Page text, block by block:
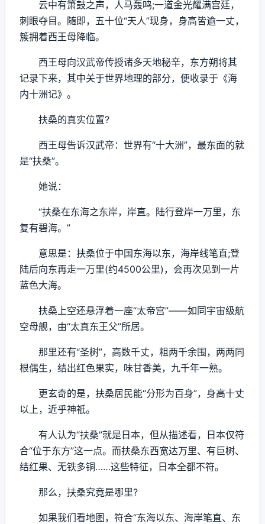
云中有箫鼓之声，人马轰鸣;一道金光耀满宫廷，
刺眼夺目。随即，五十位“天人”现身，身高皆逾一丈，
簇拥着西王母降临。
西王母向汉武帝传授诸多天地秘辛，东方朔将其
记录下来，其中关于世界地理的部分，便收录于《海
内十洲记》。
扶桑的真实位置?
西王母告诉汉武帝：世界有“十大洲”，最东面的就
是“扶桑”。
她说：
“扶桑在东海之东岸，岸直。陆行登岸一万里，东
复有碧海。”
意思是：扶桑位于中国东海以东，海岸线笔直;登
陆后向东再走一万里(约4500公里)，会再次见到一片
蓝色大海。
扶桑上空还悬浮着一座“太帝宫”——如同宇宙级航
空母舰，由“太真东王父”所居。
那里还有“圣树”，高数千丈，粗两千余围，两两同
根偶生，结出红色果实，味甘香美，九千年一熟。
更玄奇的是，扶桑居民能“分形为百身”，身高十丈
以上，近乎神祇。
有人认为“扶桑”就是日本，但从描述看，日本仅符
合“位于东方”这一点。而扶桑东西宽达万里、有巨树、
结红果、无铁多铜……这些特征，日本全都不符。
那么，扶桑究竟是哪里?
如果我们看地图，符合“东海以东、海岸笔直、东